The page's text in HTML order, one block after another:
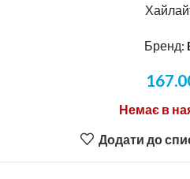
Бренд:
Немає в
Додати до